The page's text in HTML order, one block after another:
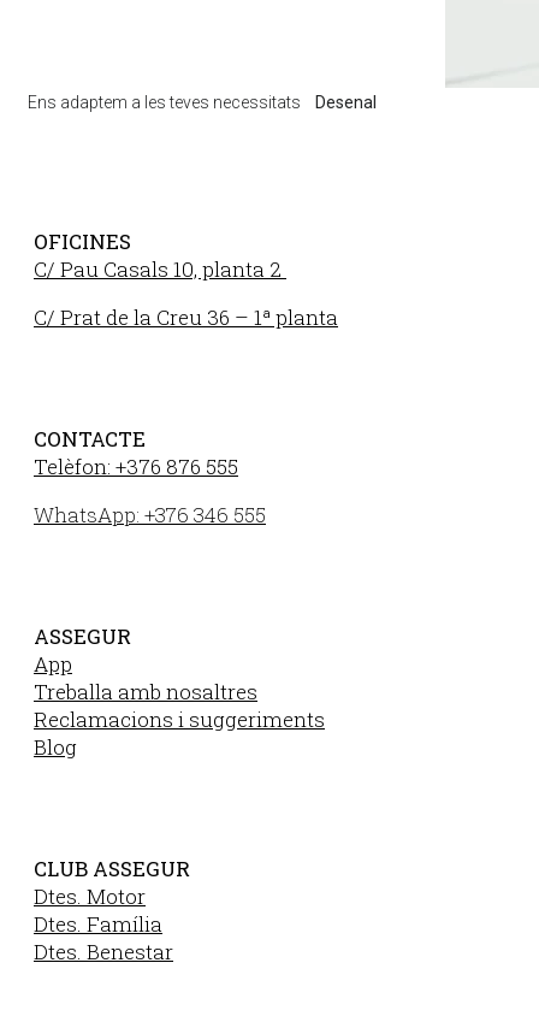
Ens adaptem a les teves necessitats Desenal
OFICINES
C/ Pau Casals 10, planta 2
C/ Prat de la Creu 36 – 1ª planta
CONTACTE
Telèfon: +376 876 555
WhatsApp: +376 346 555
ASSEGUR
App
Treballa amb nosaltres
Reclamacions i suggeriments
Blog
CLUB ASSEGUR
Dtes. Motor
Dtes. Família
Dtes. Benestar